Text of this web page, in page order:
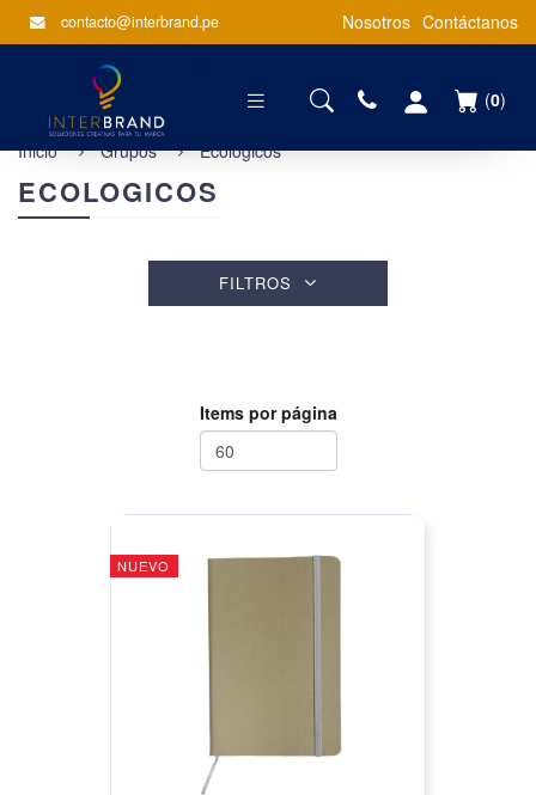
contacto@interbrand.pe Nosotros Contáctanos
(0)
Inicio Grupos Ecologicos
ECOLOGICOS
FILTROS
Items por página
NUEVO